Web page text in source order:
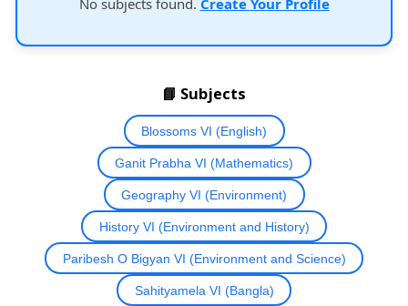
No subjects found. Create Your Profile
📘 Subjects
Blossoms VI (English)
Ganit Prabha VI (Mathematics)
Geography VI (Environment)
History VI (Environment and History)
Paribesh O Bigyan VI (Environment and Science)
Sahityamela VI (Bangla)